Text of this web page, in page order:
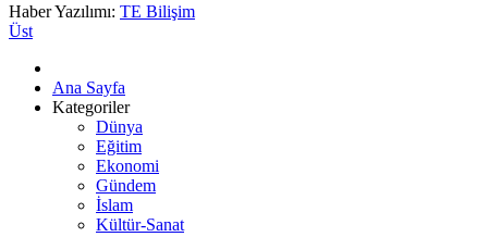
Haber Yazılımı: TE Bilişim
Üst
Ana Sayfa
Kategoriler
Dünya
Eğitim
Ekonomi
Gündem
İslam
Kültür-Sanat